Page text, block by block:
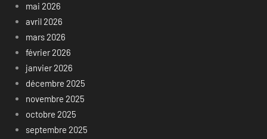
mai 2026
avril 2026
mars 2026
février 2026
janvier 2026
décembre 2025
novembre 2025
octobre 2025
septembre 2025